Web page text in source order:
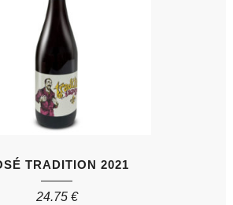
TRADITION 2021
24.75 €